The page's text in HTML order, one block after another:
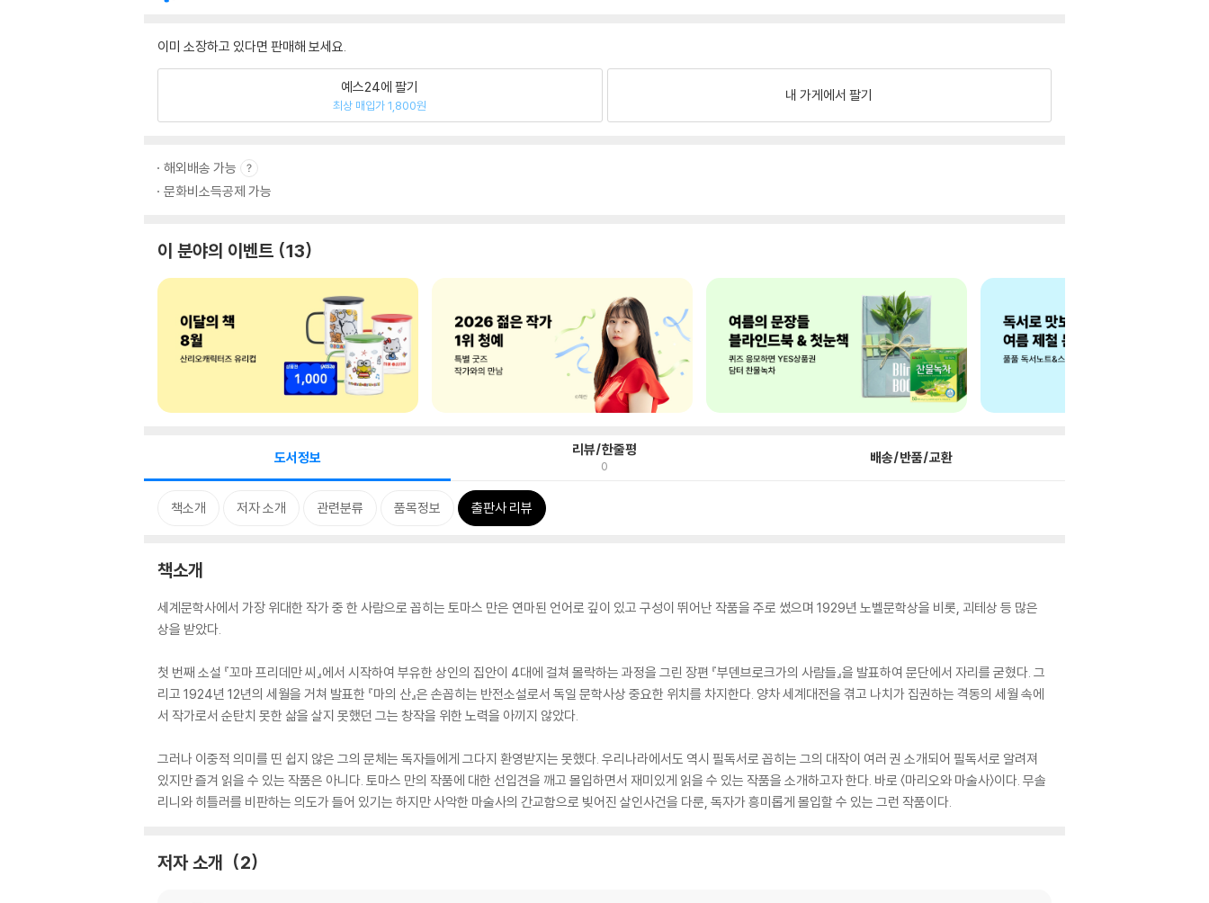
이미 소장하고 있다면 판매해 보세요.
예스24에 팔기
최상 매입가 1,800원
내 가게에서 팔기
해외배송 가능
문화비소득공제 가능
이 분야의 이벤트 13
도서정보 리뷰/한줄평
0 배송/반품/교환
책소개 저자 소개 관련분류 품목정보 출판사 리뷰
책소개
세계문학사에서 가장 위대한 작가 중 한 사람으로 꼽히는 토마스 만은 연마된 언어로 깊이 있고 구성이 뛰어난 작품을 주로 썼으며 1929년 노벨문학상을 비롯, 괴테상 등 많은
상을 받았다.
첫 번째 소설 『꼬마 프리데만 씨』에서 시작하여 부유한 상인의 집안이 4대에 걸쳐 몰락하는 과정을 그린 장편 『부덴브로크가의 사람들』을 발표하여 문단에서 자리를 굳혔다. 그
리고 1924년 12년의 세월을 거쳐 발표한 『마의 산』은 손꼽히는 반전소설로서 독일 문학사상 중요한 위치를 차지한다. 양차 세계대전을 겪고 나치가 집권하는 격동의 세월 속에
서 작가로서 순탄치 못한 삶을 살지 못했던 그는 창작을 위한 노력을 아끼지 않았다.
그러나 이중적 의미를 띤 쉽지 않은 그의 문체는 독자들에게 그다지 환영받지는 못했다. 우리나라에서도 역시 필독서로 꼽히는 그의 대작이 여러 권 소개되어 필독서로 알려져
있지만 즐겨 읽을 수 있는 작품은 아니다. 토마스 만의 작품에 대한 선입견을 깨고 몰입하면서 재미있게 읽을 수 있는 작품을 소개하고자 한다. 바로 〈마리오와 마술사〉이다. 무솔
리니와 히틀러를 비판하는 의도가 들어 있기는 하지만 사악한 마술사의 간교함으로 빚어진 살인사건을 다룬, 독자가 흥미롭게 몰입할 수 있는 그런 작품이다.
저자 소개 2